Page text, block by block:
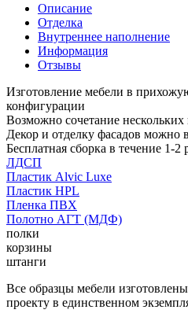
Описание
Отделка
Внутреннее наполнение
Информация
Отзывы
Изготовление мебели в
конфигурации
Возможно сочетание
Декор и отделку фасадов можно
Бесплатная сборка в течение 1-2
ЛДСП
Пластик Alvic Luxe
Пластик HPL
Пленка ПВХ
Полотно АГТ (МДФ)
полки
корзины
штанги
Все образцы мебели
проекту в единственном